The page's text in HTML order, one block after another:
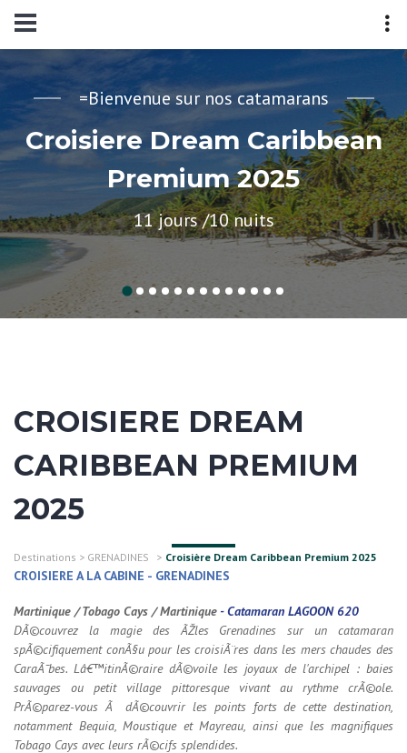
=Bienvenue sur nos catamarans
Croisiere Dream Caribbean
Premium 2025
11 jours /10 nuits
CROISIERE DREAM
CARIBBEAN PREMIUM
2025
Destinations > GRENADINES > Croisière Dream Caribbean Premium 2025
CROISIERE A LA CABINE - GRENADINES
Martinique / Tobago Cays / Martinique -Catamaran LAGOON 620
DÃ©couvrez la magie des ÃŽles Grenadines sur un catamaran
spÃ©cifiquement conÃ§u pour les croisiÃ¨res dans les mers chaudes des
CaraÃ¯bes. Lâ€™itinÃ©raire dÃ©voile les joyaux de l'archipel : baies
sauvages ou petit village pittoresque vivant au rythme crÃ©ole.
PrÃ©parez-vous Ã dÃ©couvrir les points forts de cette destination,
notamment Bequia, Moustique et Mayreau, ainsi que les magnifiques
Tobago Cays avec leurs rÃ©cifs splendides.